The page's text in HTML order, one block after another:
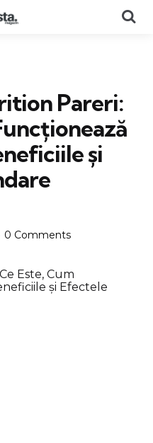
Pareri:
și
0 Comments